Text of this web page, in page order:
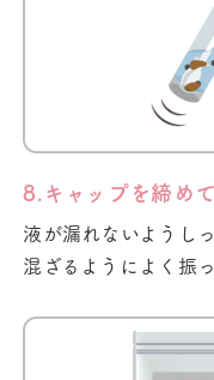
8.キャップを締め
液が漏れないようし
混ざるようによく振